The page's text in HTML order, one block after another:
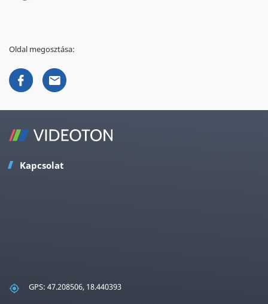
Oldal megosztása:
Kapcsolat
GPS: 47.208506, 18.440393